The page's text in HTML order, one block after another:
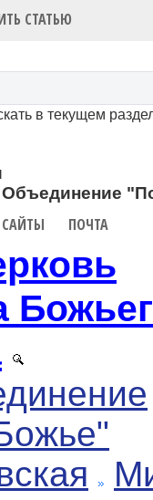
СТАТЬЮ
в текущем
Объединение
САЙТЫ ПОЧТА